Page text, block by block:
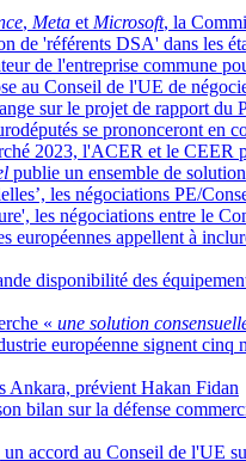
, Meta et Microsoft, la
de 'référents DSA' dans les
de l'entreprise commune
au Conseil de l'UE de
sur le projet de rapport
se prononceront en
2023, l'ACER et le CEER
publie un ensemble de
les négociations PE/
les négociations entre le
européennes appellent à
disponibilité des
« une solution
européenne signent
Ankara, prévient Hakan Fidan
bilan sur la défense
accord au Conseil de l'UE